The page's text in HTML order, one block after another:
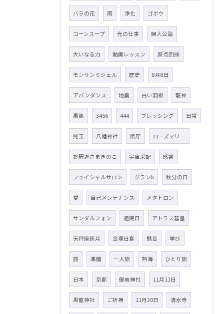
バラの花 雨 浄化 ゴボウ
コーンスープ 光の仕事 婦人公論
大いなる力 動画レッスン 原点回帰
モンサンミシェル 歴史 8月8日
アバンダンス 地震 白い羽根 龍神
黒龍 3456 444 ブレッシング 日常
児玉 八幡神社 県庁 ローズマリー
お釈迦さまきのこ 宇宙采配 感謝
フェイシャルサロン グランk 秋分の日
愛 自己メンテナンス メタトロン
サンダルフォン 通院日 アトラス彗星
天秤座新月 金環日食 騒音 学び
旅 準備 一人旅 熱海 ひとり旅
日本 京都 御岩神社 11月11日
黒龍神社 ご祈祷 11月20日 清水寺